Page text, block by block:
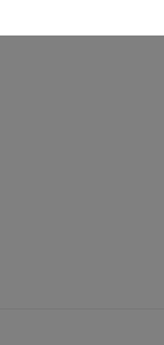
zgodnie z